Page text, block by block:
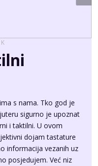
s nama. Tko god je
sigurno je upoznat
i taktilni. U ovom
dojam tastature
informacija vezanih uz
posjedujem. Već niz